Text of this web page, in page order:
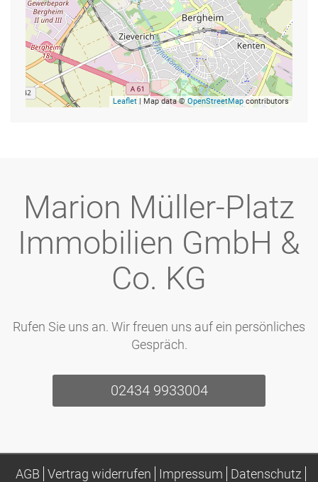
Leaflet| Map data ©OpenStreetMap contributors
Marion Müller-Platz
Immobilien GmbH &
Co. KG
Rufen Sie uns an. Wir freuen uns auf ein persönliches
Gespräch.
02434 9933004
AGB Vertrag widerrufen Impressum
Datenschutz